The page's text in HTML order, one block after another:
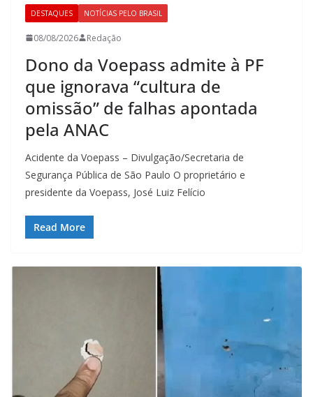
DESTAQUES NOTÍCIAS PELO BRASIL
08/08/2026 Redação
Dono da Voepass admite à PF
que ignorava “cultura de
omissão” de falhas apontada
pela ANAC
Acidente da Voepass – Divulgação/Secretaria de
Segurança Pública de São Paulo O proprietário e
presidente da Voepass, José Luiz Felício
Read More